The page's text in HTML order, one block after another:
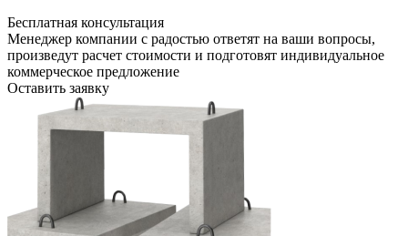
Бесплатная консультация
Менеджер компании с радостью ответят на ваши вопросы,
произведут расчет стоимости и подготовят индивидуальное
коммерческое предложение
Оставить заявку